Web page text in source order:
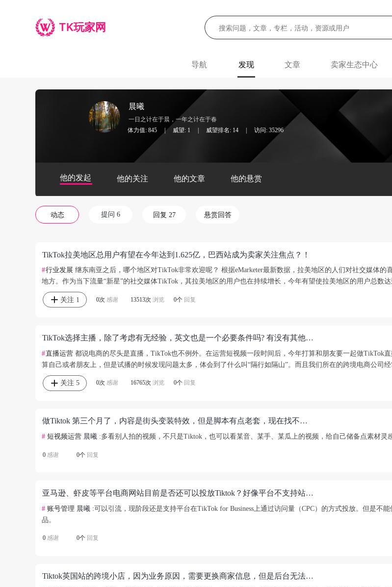
TK玩家网
导航 发现 文章 卖家生态中心
晨曦
一日之计在于晨，一年之计在于春
体力值: 845
威望: 1 威望排名: 14 访问: 35296
他的发起 他的关注 他的文章 他的悬赏
动态 提问 6 回复 27 悬赏回答
TikTok拉美地区总用户有望在今年达到1.625亿，巴西站成为卖家关注焦点？！
#行业发展 继东南亚之后，哪个地区对TikTok非常欢迎呢？ 根据eMarketer最新数据，拉美地区的人们对社交媒体
地方。作为当下流量“新星”的社交媒体TikTok，其拉美地区的用户也在持续增长，今年有望使拉美地区的用户总数达
关注 1 0次 感谢 13513次 浏览 0个 回复
TikTok选择主播，除了考虑有无经验，英文也是一个必要条件吗? 有没有其他好方法完成一场英文直播？
#直播运营 都说电商的尽头是直播，TikTok也不例外。在运营短视频一段时间后，今年打算和朋友要一起做TikTok
算自己或者朋友上，但是试播的时候发现问题太多，体会到了什么叫“隔行如隔山”。而且我们所在的跨境电商公司
关注 5 0次 感谢 16765次 浏览 0个 回复
做Tiktok 第三个月了，内容是街头变装特效，但是脚本有点老套，现在找不到视频创作灵感，如何培养网感？ 求社区大佬指点一二。
# 短视频运营 晨曦 :多看别人拍的视频，不只是Tiktok，也可以看某音、某手、某瓜上的视频，给自己储备点素材灵
0 感谢 0个 回复
亚马逊、虾皮等平台电商网站目前是否还可以投放Tiktok？好像平台不支持站外引流，有风险，想问问大家是怎么规避这一风险呢？
# 账号管理 晨曦 :可以引流，现阶段还是支持平台在TikTok for Business上通过访问量（CPC）的方式投放。但是不
品。
0 感谢 0个 回复
Tiktok英国站的跨境小店，因为业务原因，需要更换商家信息，但是后台无法变更公司注册主体，只能注销掉Tiktok商家旧账户，请问大家怎么注销掉Tiktok商家旧账户重新注册? 重新注册新账户，主营类目可以修改吗？